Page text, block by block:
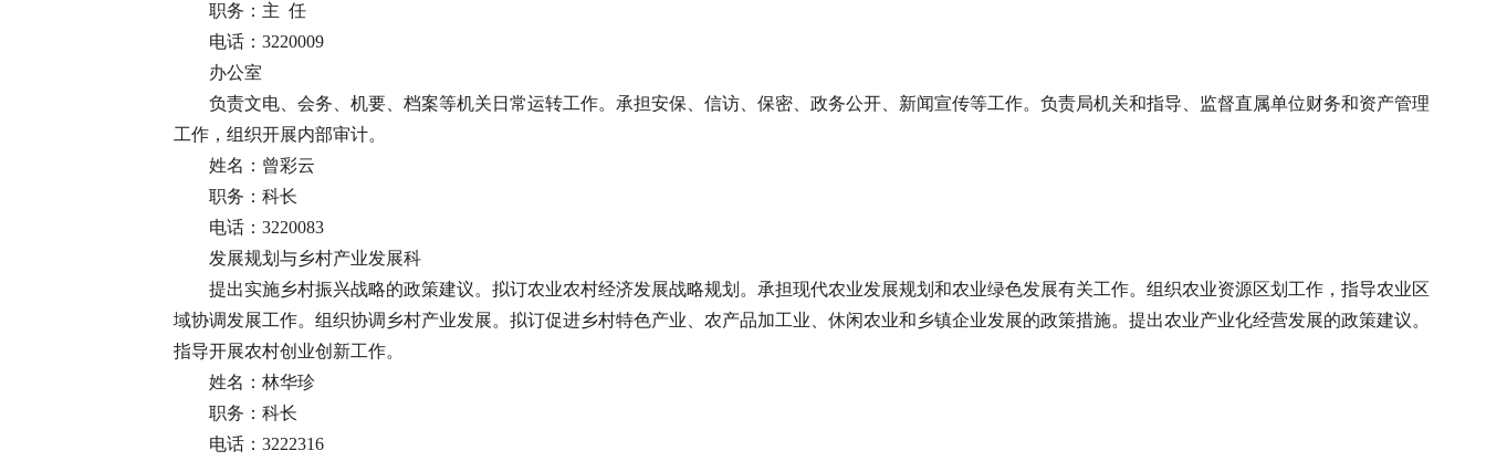
职务：主 任
电话：3220009
办公室
负责文电、会务、机要、档案等机关日常运转工作。承担安保、信访、保密、政务公开、新闻宣传等工作。负责局机关和指导、监督直属单位财务和资产管理
工作，组织开展内部审计。
姓名：曾彩云
职务：科长
电话：3220083
发展规划与乡村产业发展科
提出实施乡村振兴战略的政策建议。拟订农业农村经济发展战略规划。承担现代农业发展规划和农业绿色发展有关工作。组织农业资源区划工作，指导农业区
域协调发展工作。组织协调乡村产业发展。拟订促进乡村特色产业、农产品加工业、休闲农业和乡镇企业发展的政策措施。提出农业产业化经营发展的政策建议。
指导开展农村创业创新工作。
姓名：林华珍
职务：科长
电话：3222316